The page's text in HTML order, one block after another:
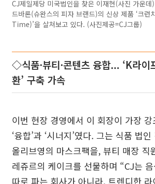
CJ제일제당 미국법인을 찾은 이재현(사진 가운데
드바론(슈완스의 피자 브랜드)의 신상 제품 ‘크
Time)’을 살쳐보고 있다. (사진제공=CJ그룹)
◇식품·뷰티·콘텐츠 융합... ‘K라이
환’ 구축 가속
이번 현장 경영에서 이 회장이 가장
‘융합’과 ‘시너지’였다. 그는 식품 법
올리브영의 마스크팩을, 뷰티 매장 직
레쥬르의 케이크를 선물하며 “CJ는
따로 파는 회사가 아니라, 트렌디한